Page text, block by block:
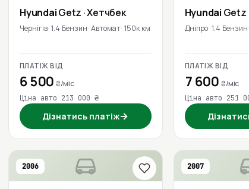
HyundaiGetz · Хетчбек
Чернігів 1.4 Бензин Автомат 150к км
ПЛАТІЖ ВІД
6 500₴/міс
Ціна авто 213 000 ₴
Дізнатись платіж→
Hyundai Getz
Дніпро 1.4 Бензин
ПЛАТІЖ ВІД
7 600 ₴/міс
Ціна авто 251
2006 2007